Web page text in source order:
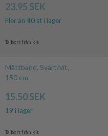
23.95 SEK
Fler än 40 st i lager
Ta bort från kit
Måttband, Svart/vit,
150 cm
15.50 SEK
19 i lager
Ta bort från kit